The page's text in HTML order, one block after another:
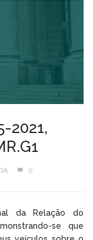
2021,
0
da Relação do
se que